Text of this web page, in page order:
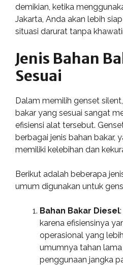
demikian, ketika
Jakarta, Anda akan lebih
situasi darurat tanpa
Jenis Bahan
Sesuai
Dalam memilih genset
bakar yang sesuai sangat
efisiensi alat tersebut.
berbagai jenis bahan bakar,
memiliki kelebihan dan
Berikut adalah beberapa
umum digunakan untuk
Bahan Bakar Diesel
karena efisiensinya
operasional yang
umumnya tahan
penggunaan jangka